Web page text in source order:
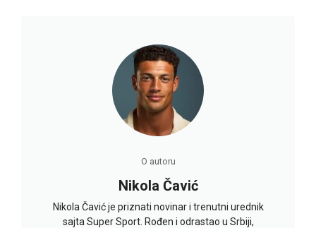
O autoru
Nikola Čavić
Nikola Čavić je priznati novinar i trenutni urednik
sajta Super Sport. Rođen i odrastao u Srbiji,